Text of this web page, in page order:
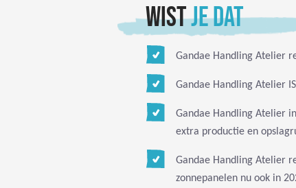
WISTJE DAT
Gandae Handling Atelier
Gandae Handling Atelier
Gandae Handling Atelier
extra productie en
Gandae Handling Atelier
zonnepanelen nu ook in